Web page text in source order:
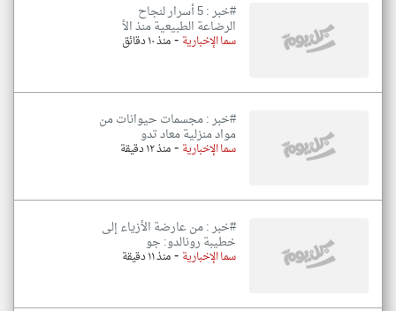
#خبر : 5 أسرار لنجاح
الرضاعة الطبيعية منذ الأ
سما الإخبارية -منذ ١٠ دقائق
#خبر : مجسمات حيوانات من
مواد منزلية معاد تدو
سما الإخبارية -منذ ١٢ دقيقة
#خبر : من عارضة الأزياء إلى
خطيبة رونالدو: جو
سما الإخبارية -منذ ١١ دقيقة